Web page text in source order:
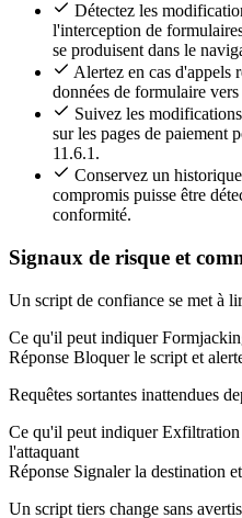
Détectez les
l'interception de
se produisent dans le
Alertez en cas d'appels
données de formulaire
Suivez les
sur les pages de paiement
11.6.1.
Conservez un
compromis puisse être
conformité.
Signaux de risque et
Un script de confiance se met à
Ce qu'il peut indiquer
Réponse Bloquer le script et
Requêtes sortantes inattendues
Ce qu'il peut indiquerExfiltration
l'attaquant
Réponse Signaler la destination
Un script tiers change sans